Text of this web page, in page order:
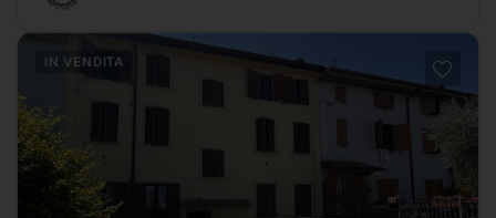
IN VENDITA